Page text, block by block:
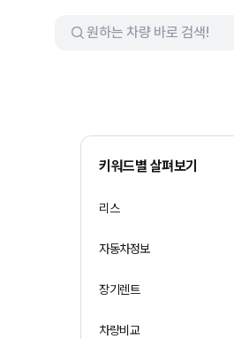
키워드별 살펴보기
리스
자동차정보
장기렌트
차량비교